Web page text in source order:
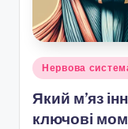
Posted
in
Нервова
Який м’яз
ключові